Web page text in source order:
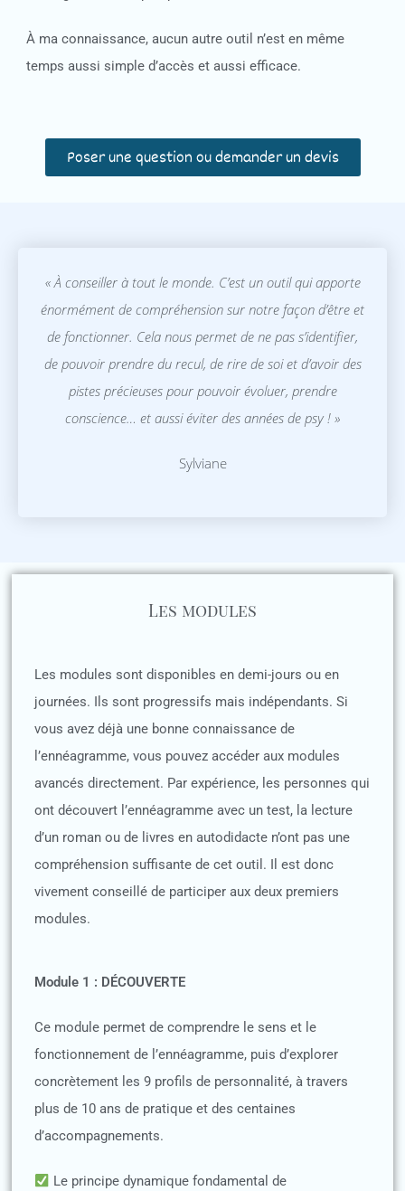
À ma connaissance, aucun autre outil n’est en même
temps aussi simple d’accès et aussi efficace.
Poser une question ou demander un devis
« À conseiller à tout le monde. C’est un outil qui apporte
énormément de compréhension sur notre façon d’être et
de fonctionner. Cela nous permet de ne pas s’identifier,
de pouvoir prendre du recul, de rire de soi et d’avoir des
pistes précieuses pour pouvoir évoluer, prendre
conscience… et aussi éviter des années de psy ! »
Sylviane
Les modules
Les modules sont disponibles en demi-jours ou en
journées. Ils sont progressifs mais indépendants. Si
vous avez déjà une bonne connaissance de
l’ennéagramme, vous pouvez accéder aux modules
avancés directement. Par expérience, les personnes qui
ont découvert l’ennéagramme avec un test, la lecture
d’un roman ou de livres en autodidacte n’ont pas une
compréhension suffisante de cet outil. Il est donc
vivement conseillé de participer aux deux premiers
modules.
Module 1 : DÉCOUVERTE
Ce module permet de comprendre le sens et le
fonctionnement de l’ennéagramme, puis d’explorer
concrètement les 9 profils de personnalité, à travers
plus de 10 ans de pratique et des centaines
d’accompagnements.
Le principe dynamique fondamental de